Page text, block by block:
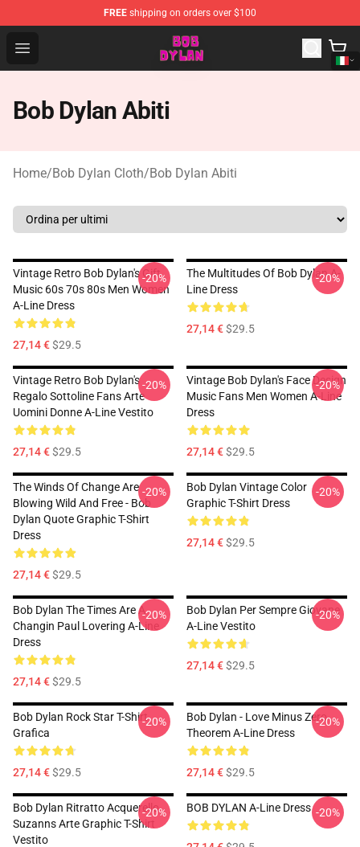
FREE shipping on orders over $100
Open menu
Bob Dylan Store - Official Bob Dylan Merchandise Shop
Bob Dylan Abiti
Home/Bob Dylan Cloth/Bob Dylan Abiti
Vintage Retro Bob Dylan's Gift
Music 60s 70s 80s Men Women
A-Line Dress
27,14 €$29.5
-20%
The Multitudes Of Bob Dylan A-
Line Dress
27,14 €$29.5
-20%
Vintage Retro Bob Dylan's
Regalo Sottoline Fans Arte
Uomini Donne A-Line Vestito
27,14 €$29.5
-20%
Vintage Bob Dylan's Face Design
Music Fans Men Women A-Line
Dress
27,14 €$29.5
-20%
The Winds Of Change Are
Blowing Wild And Free - Bob
Dylan Quote Graphic T-Shirt
Dress
27,14 €$29.5
-20%
Bob Dylan Vintage Color
Graphic T-Shirt Dress
27,14 €$29.5
-20%
Bob Dylan The Times Are A
Changin Paul Lovering A-Line
Dress
27,14 €$29.5
-20%
Bob Dylan Per Sempre Giovane
A-Line Vestito
27,14 €$29.5
-20%
Bob Dylan Rock Star T-Shirt
Grafica
27,14 €$29.5
-20%
Bob Dylan - Love Minus Zero
Theorem A-Line Dress
27,14 €$29.5
-20%
Bob Dylan Ritratto Acquerello
Suzanns Arte Graphic T-Shirt
Vestito
-20% BOB DYLAN A-Line Dress -20%